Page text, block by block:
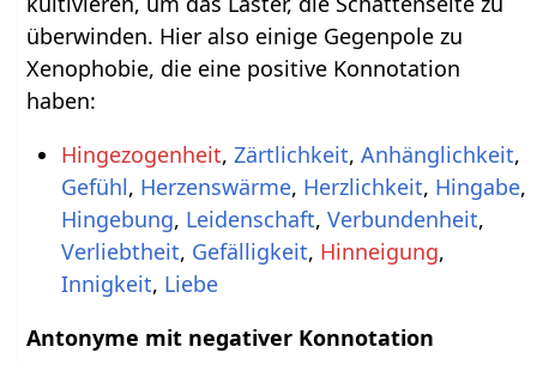
überwinden. Hier also einige Gegenpole zu
Xenophobie, die eine positive Konnotation
haben:
Hingezogenheit, Zärtlichkeit, Anhänglichkeit,
Gefühl, Herzenswärme, Herzlichkeit, Hingabe,
Hingebung, Leidenschaft, Verbundenheit,
Verliebtheit, Gefälligkeit, Hinneigung,
Innigkeit, Liebe
Antonyme mit negativer Konnotation